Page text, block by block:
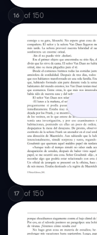
16 of 150
17 of 150